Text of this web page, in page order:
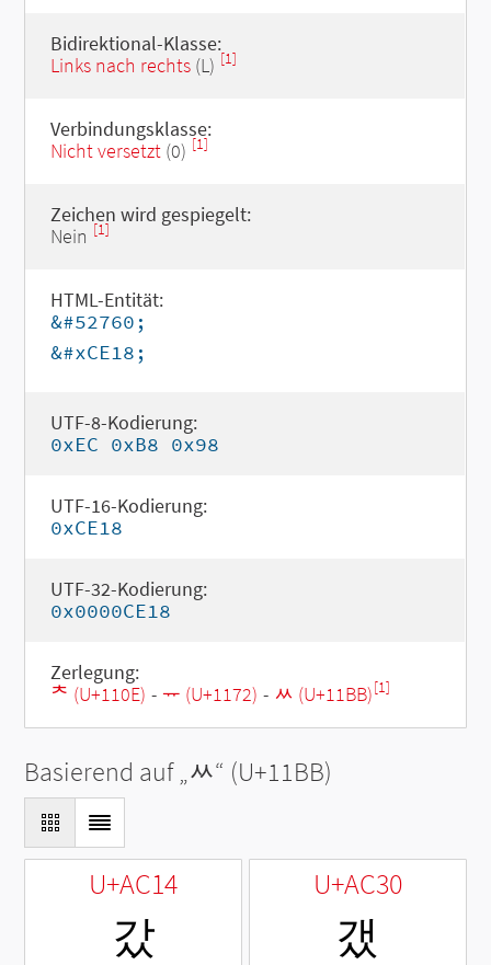
Bidirektional-Klasse:
Links nach rechts(L) [1]
Verbindungsklasse:
Nicht versetzt(0) [1]
Zeichen wird gespiegelt:
Nein [1]
HTML-Entität:
&#52760;
&#xCE18;
UTF-8-Kodierung:
0xEC 0xB8 0x98
UTF-16-Kodierung:
0xCE18
UTF-32-Kodierung:
0x0000CE18
Zerlegung:
ᄎ (U+110E) - ᅲ (U+1172) - ᆻ (U+11BB)[1]
Basierend auf „ᆻ“ (U+11BB)
U+AC14
갔
U+AC30
갰